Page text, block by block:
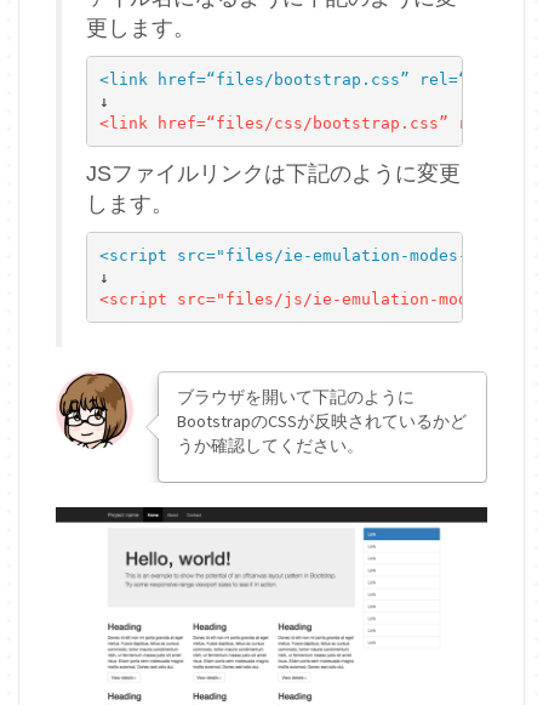
更します。
<link href=“files/bootstrap.css”
<link href=“files/css/bootstrap.css”
JSファイルリンクは下記のように変更
します。
<script src="files/ie-emulation-modes-
<script src="files/js/ie-emulation-modes-
ブラウザを開いて下記のように
BootstrapのCSSが反映されているかど
うか確認してください。